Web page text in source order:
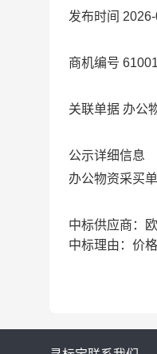
发布时间
商机编号
关联单据 办公
公示详细信息
办公物资采买
中标供应商：
中标理由：价